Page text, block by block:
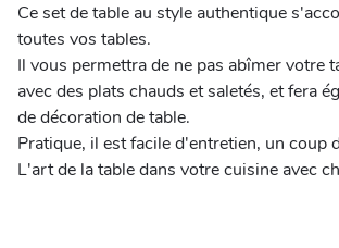
Ce set de table au style authentique
toutes vos tables.
Il vous permettra de ne pas abîmer votre
avec des plats chauds et saletés, et fera
de décoration de table.
Pratique, il est facile d'entretien, un coup
L'art de la table dans votre cuisine avec